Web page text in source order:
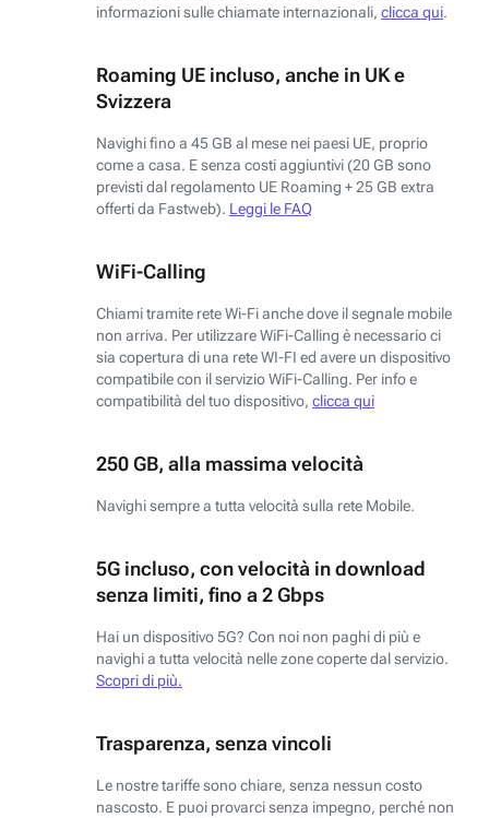
informazioni sulle chiamate internazionali, clicca qui.
Roaming UE incluso, anche in UK e
Svizzera
Navighi fino a 45 GB al mese nei paesi UE, proprio
come a casa. E senza costi aggiuntivi (20 GB sono
previsti dal regolamento UE Roaming + 25 GB extra
offerti da Fastweb). Leggi le FAQ
WiFi-Calling
Chiami tramite rete Wi-Fi anche dove il segnale mobile
non arriva. Per utilizzare WiFi-Calling è necessario ci
sia copertura di una rete WI-FI ed avere un dispositivo
compatibile con il servizio WiFi-Calling. Per info e
compatibilità del tuo dispositivo, clicca qui
250 GB, alla massima velocità
Navighi sempre a tutta velocità sulla rete Mobile.
5G incluso, con velocità in download
senza limiti, fino a 2 Gbps
Hai un dispositivo 5G? Con noi non paghi di più e
navighi a tutta velocità nelle zone coperte dal servizio.
Scopri di più.
Trasparenza, senza vincoli
Le nostre tariffe sono chiare, senza nessun costo
nascosto. E puoi provarci senza impegno, perché non